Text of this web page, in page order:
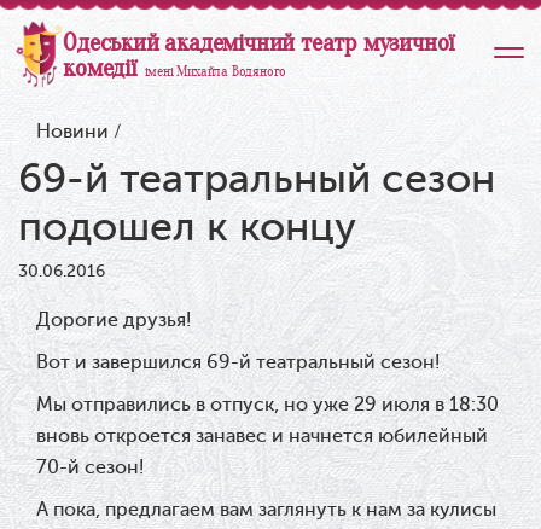
Одеський академічний театр музичної
комедії імені Михайла Водяного
Новини /
69-й театральный сезон
подошел к концу
30.06.2016
Дорогие друзья!
Вот и завершился 69-й театральный сезон!
Мы отправились в отпуск, но уже 29 июля в 18:30
вновь откроется занавес и начнется юбилейный
70-й сезон!
А пока, предлагаем вам заглянуть к нам за кулисы